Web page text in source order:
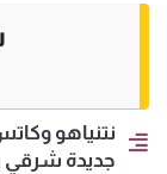
نتنياهو
جديدة شرقي